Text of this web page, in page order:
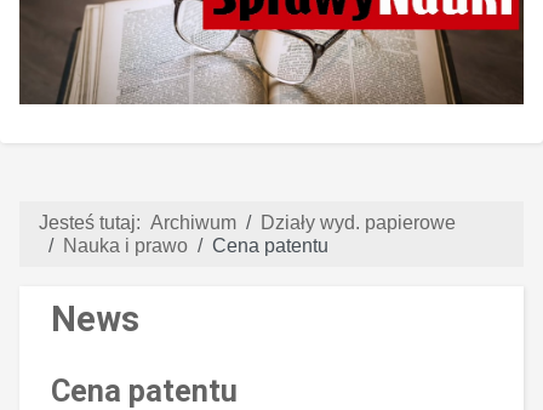
Jesteś tutaj: Archiwum
Działy wyd. papierowe
Nauka i prawo
Cena patentu
News
Cena patentu